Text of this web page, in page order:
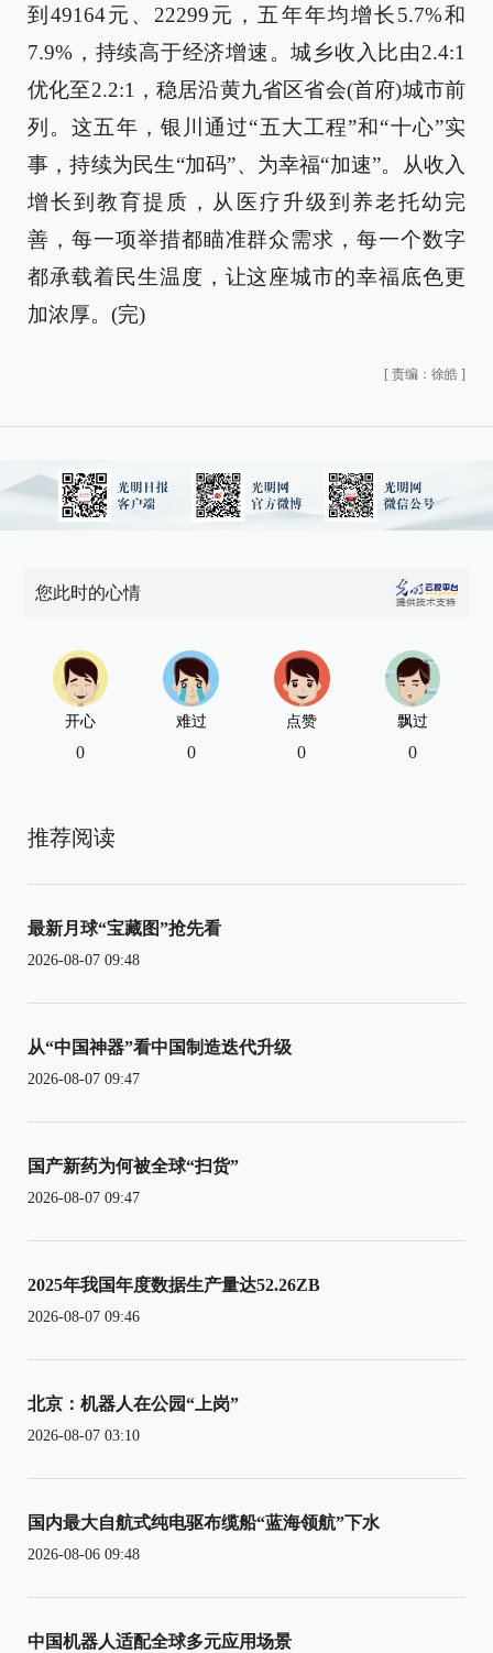
到49164元、22299元，五年年均增长5.7%和
7.9%，持续高于经济增速。城乡收入比由2.4:1
优化至2.2:1，稳居沿黄九省区省会(首府)城市前
列。这五年，银川通过“五大工程”和“十心”实
事，持续为民生“加码”、为幸福“加速”。从收入
增长到教育提质，从医疗升级到养老托幼完
善，每一项举措都瞄准群众需求，每一个数字
都承载着民生温度，让这座城市的幸福底色更
加浓厚。(完)
[ 责编：徐皓 ]
您此时的心情
开心
0
难过
0
点赞
0
飘过
0
推荐阅读
最新月球“宝藏图”抢先看
2026-08-07 09:48
从“中国神器”看中国制造迭代升级
2026-08-07 09:47
国产新药为何被全球“扫货”
2026-08-07 09:47
2025年我国年度数据生产量达52.26ZB
2026-08-07 09:46
北京：机器人在公园“上岗”
2026-08-07 03:10
国内最大自航式纯电驱布缆船“蓝海领航”下水
2026-08-06 09:48
中国机器人适配全球多元应用场景